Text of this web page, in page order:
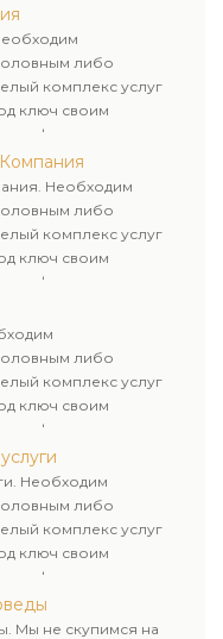
к каждому
либо
комплекс услуг
ключ своим
физических и
к каждому
Необходим
либо
комплекс услуг
ключ своим
физических и
к каждому
либо
комплекс услуг
ключ своим
физических и
к каждому
Необходим
либо
комплекс услуг
ключ своим
физических и
к каждому
Мы не скупимся на